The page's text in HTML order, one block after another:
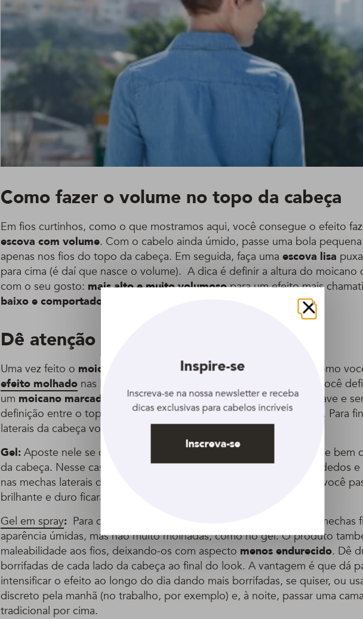
Como fazer o volume no topo da cabeça
Em fios curtinhos, como o que mostramos aqui, você consegue o efeito
escova com volume. Com o cabelo ainda úmido, passe uma bola
apenas nos fios do topo da cabeça. Em seguida, faça uma escova lisa
para cima (é daí que nasce o volume). A dica é definir a altura do moicano
com o seu gosto: mais alto e muito volumosopara um efeito mais
baixo e comportado
Dê atenção também para as laterais
Uma vez feito o moicano em cabelo curto, é hora de pensar em como
efeito molhado nas laterais da cabeça. É nessa hora também que você
um moicano marcado
, com a risca muito bem definida, ou mais suave e
definição entre o topo e os fios das laterais (como mostramos aqui). Para
laterais da cabeça você pode usar:
Gel: Aposte nele se quiser o efeito clássico, com os
e bem
da cabeça. Nesse caso, pegue um pouquinho do produto com os dedos e
nas mechas laterais direto com a mão. Lembre-se: quanto mais gel você
brilhante e duro ficará o seu cabelo.
Gel em spray: Para quem quer
. As
aparência úmidas, mas não muito molhadas, como no gel. O produto
maleabilidade aos fios, deixando-os com aspecto menos endurecido. Dê
borrifadas de cada lado da cabeça ao final do look. A vantagem é que dá
intensificar o efeito ao longo do dia dando mais borrifadas, se quiser, ou
discreto pela manhã (no trabalho, por exemplo) e, à noite, passar uma
tradicional por cima.
Fechar
Inspire-se
Inscreva-se na nossa newsletter e receba
dicas exclusivas para cabelos incríveis
Inscreva-se